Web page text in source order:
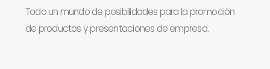
Todo un mundo de posibilidades para la promoción
de productos y presentaciones de empresa.